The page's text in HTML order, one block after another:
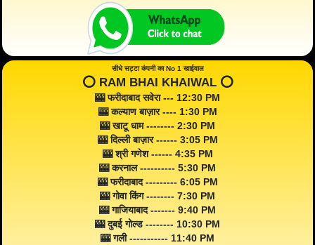
सीधे सट्टा कंपनी का No 1 खाईवाल
⭕️ RAM BHAI KHAIWAL ⭕️
🎰 फरीदाबाद सवेरा --- 12:30 PM
🎰 कल्याण बाज़ार ---- 1:30 PM
🎰 खाटू धाम -------- 2:30 PM
🎰 दिल्ली बाज़ार ------ 3:05 PM
🎰 श्री गणेश ------ 4:35 PM
🎰 करनाल ---------- 5:30 PM
🎰 फरीदाबाद --------- 6:05 PM
🎰 गोवा किंग -------- 7:30 PM
🎰 गाजियाबाद ------- 9:40 PM
🎰 दुबई गोल्ड -------- 10:30 PM
🎰 गली ----------- 11:40 PM